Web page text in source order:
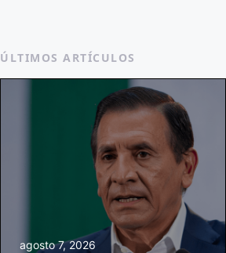
ÚLTIMOS ARTÍCULOS
agosto 7, 2026